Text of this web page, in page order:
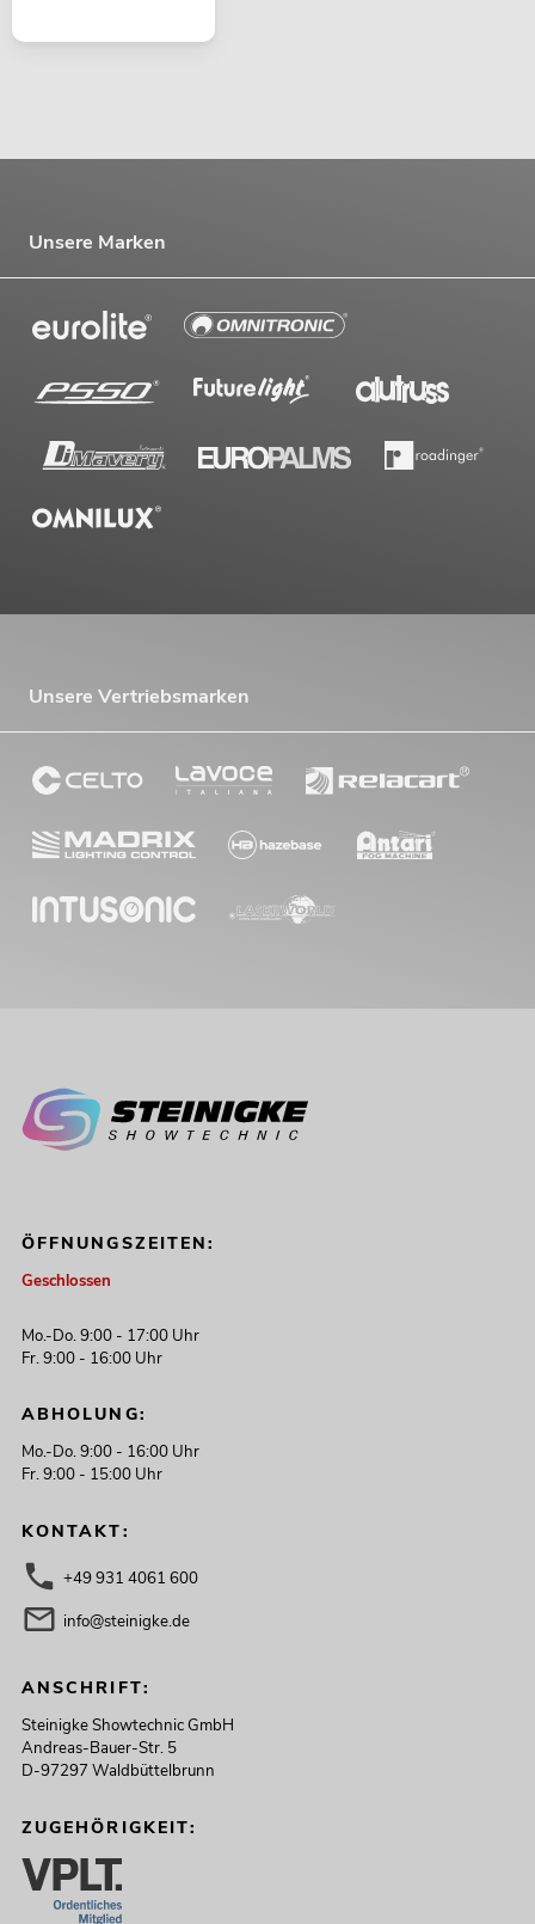
Unsere Marken
Unsere Vertriebsmarken
ÖFFNUNGSZEITEN:
Geschlossen
Mo.-Do. 9:00 - 17:00 Uhr
Fr. 9:00 - 16:00 Uhr
ABHOLUNG:
Mo.-Do. 9:00 - 16:00 Uhr
Fr. 9:00 - 15:00 Uhr
KONTAKT:
+49 931 4061 600
info@steinigke.de
ANSCHRIFT:
Steinigke Showtechnic GmbH
Andreas-Bauer-Str. 5
D-97297 Waldbüttelbrunn
ZUGEHÖRIGKEIT: